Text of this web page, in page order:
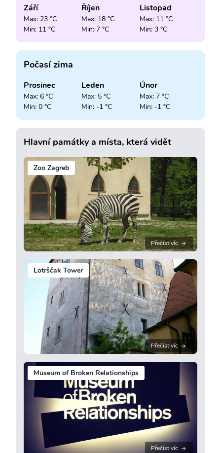
Září
Max: 23 °C
Min: 11 °C
Říjen
Max: 18 °C
Min: 7 °C
Listopad
Max: 11 °C
Min: 3 °C
Počasí zima
Prosinec
Max: 6 °C
Min: 0 °C
Leden
Max: 5 °C
Min: -1 °C
Únor
Max: 7 °C
Min: -1 °C
Hlavní památky a místa, která vidět
Zoo Zagreb
Přečíst víc
Lotrščak Tower
Přečíst víc
Museum of Broken Relationships
Přečíst víc